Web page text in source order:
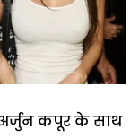
कपूर के साथ